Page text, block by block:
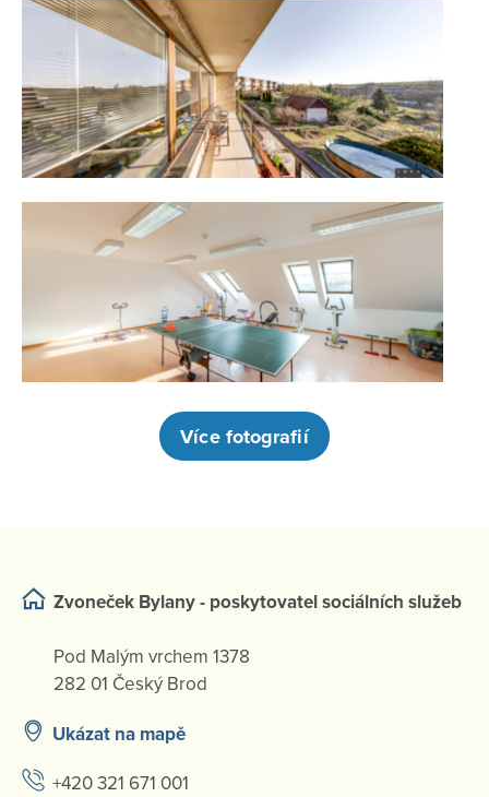
Více fotografií
Zvoneček Bylany - poskytovatel sociálních služeb
Pod Malým vrchem 1378
282 01 Český Brod
Ukázat na mapě
+420 321 671 001